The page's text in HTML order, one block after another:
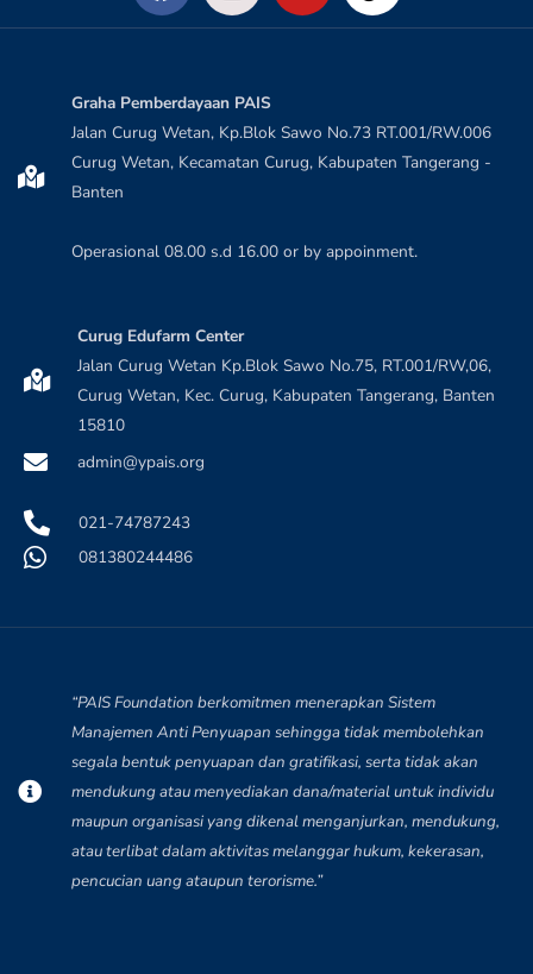
N
Baru saja Donasi di BERBAGI BERAS UNTUK
Graha Pemberdayaan PAIS
Jalan Curug Wetan, Kp.Blok Sawo No.73 RT.001/RW.006
Curug Wetan, Kecamatan Curug, Kabupaten Tangerang -
Banten
Operasional 08.00 s.d 16.00 or by appoinment.
Curug Edufarm Center
Jalan Curug Wetan Kp.Blok Sawo No.75, RT.001/RW,06,
Curug Wetan, Kec. Curug, Kabupaten Tangerang, Banten
15810
admin@ypais.org
021-74787243
081380244486
“PAIS Foundation berkomitmen menerapkan Sistem
Manajemen Anti Penyuapan sehingga tidak membolehkan
segala bentuk penyuapan dan gratifikasi, serta tidak akan
mendukung atau menyediakan dana/material untuk individu
maupun organisasi yang dikenal menganjurkan, mendukung,
atau terlibat dalam aktivitas melanggar hukum, kekerasan,
pencucian uang ataupun terorisme.”